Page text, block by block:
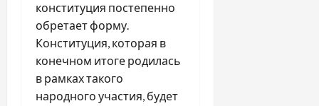
конституция постепенно
обретает форму.
Конституция, которая в
конечном итоге родилась
в рамках такого
народного участия, будет